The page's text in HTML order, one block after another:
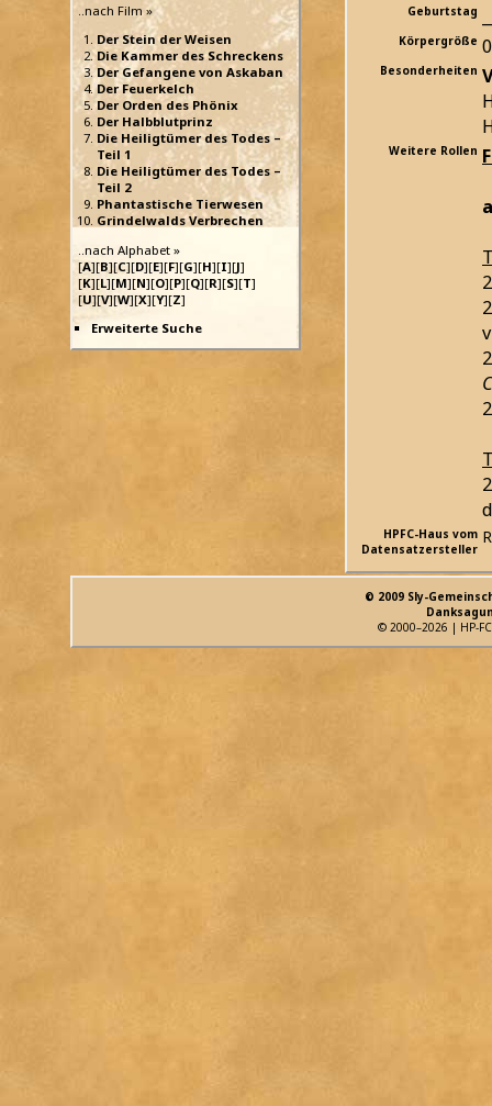
..nach Film »
Der Stein der Weisen
Die Kammer des Schreckens
Der Gefangene von Askaban
Der Feuerkelch
Der Orden des Phönix
Der Halbblutprinz
Die Heiligtümer des Todes –
Teil 1
Die Heiligtümer des Todes –
Teil 2
Phantastische Tierwesen
Grindelwalds Verbrechen
..nach Alphabet »
[A][B][C][D][E][F][G][H][I][J]
[K][L][M][N][O][P][Q][R][S][T]
[U][V][W][X][Y][Z]
Erweiterte Suche
Geburtstag
Körpergröße
Besonderheiten
Weitere Rollen
HPFC-Haus vom
Datensatzersteller
© 2009 Sly-
© 2000–2026 | HP-